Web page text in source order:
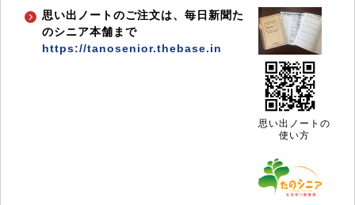
思い出ノートの
使い方
思い出ノートのご注文は、毎日新聞た
のシニア本舗まで
https://tanosenior.thebase.in